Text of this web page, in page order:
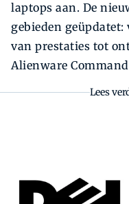
laptops aan. De
gebieden
van prestaties tot
Alienware
Lees